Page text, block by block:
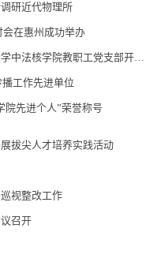
调研近代物理所
会在惠州成功举办
近代物理所重元素来源党支部与中山大学中法核学院教职工党支部开展联学共建活动
工作先进单位
院先进个人”荣誉称号
拔尖人才培养实践活动
视整改工作
召开